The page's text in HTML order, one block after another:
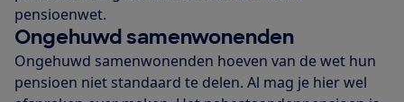
pensioenwet.
Ongehuwd samenwonenden
Ongehuwd samenwonenden hoeven van de wet hun
pensioen niet standaard te delen. Al mag je hier wel